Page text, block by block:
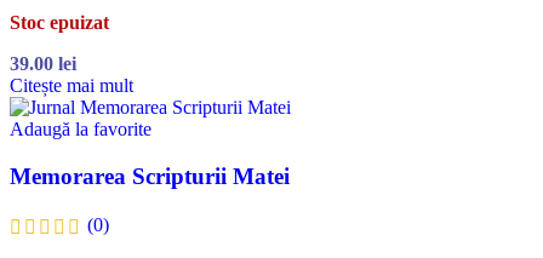
Stoc epuizat
39.00 lei
Citește mai mult
Adaugă la favorite
Memorarea Scripturii Matei
(0)